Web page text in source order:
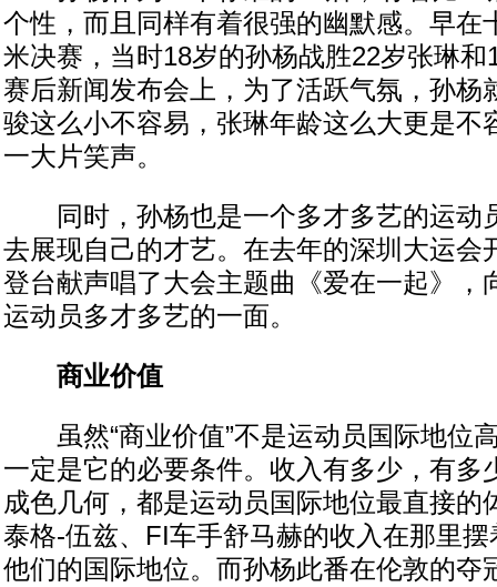
个性，而且同样有着很强的幽默感。早在
米决赛，当时18岁的孙杨战胜22岁张琳和
赛后新闻发布会上，为了活跃气氛，孙杨
骏这么小不容易，张琳年龄这么大更是不
一大片笑声。
同时，孙杨也是一个多才多艺的运动
去展现自己的才艺。在去年的深圳大运会
登台献声唱了大会主题曲《爱在一起》，
运动员多才多艺的一面。
商业价值
虽然“商业价值”不是运动员国际地位
一定是它的必要条件。收入有多少，有多
成色几何，都是运动员国际地位最直接的
泰格-伍兹、FI车手舒马赫的收入在那里
他们的国际地位。而孙杨此番在伦敦的夺